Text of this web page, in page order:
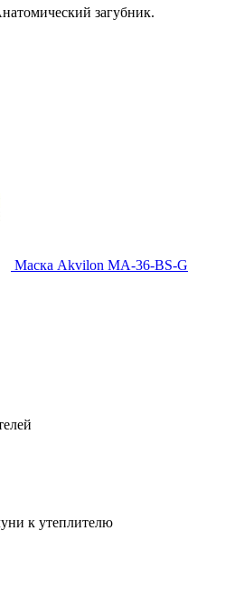
загубник.
Маска Akvilon MA-36-BS-G
к утеплителю